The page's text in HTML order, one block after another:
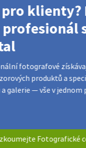
klienty?
fotografové
produktů a
a galerie — vše v
Fotografické